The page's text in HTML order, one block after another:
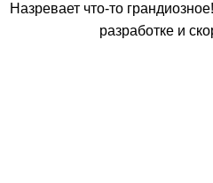
Назревает что-то
разработке и